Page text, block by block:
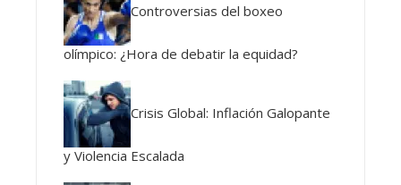
Controversias del boxeo
olímpico: ¿Hora de debatir la equidad?
Crisis Global: Inflación Galopante
y Violencia Escalada